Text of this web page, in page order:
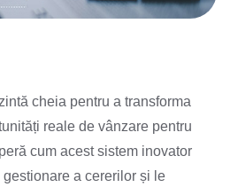
cheia pentru a transforma
reale de vânzare pentru
cum acest sistem inovator
a cererilor și le